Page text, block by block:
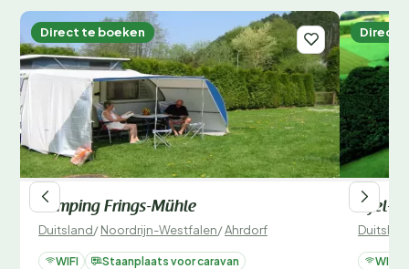
Direct te boeken
Camping Frings-Mühle
Duitsland/Noordrijn-Westfalen/Ahrdorf
WIFI
Staanplaats voor caravan
Direct
Eifel-
WIFI